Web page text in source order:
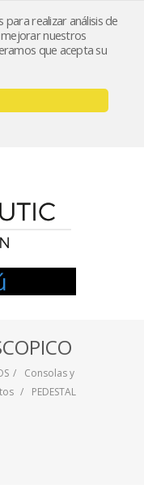
realizar análisis de
nuestros
que acepta su
Consolas y
PEDESTAL